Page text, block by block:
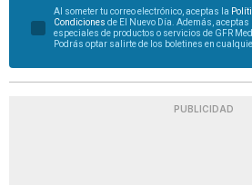
Al someter tu correo electrónico, aceptas la
Condiciones de El Nuevo Día. Además,
especiales de productos o servicios de GFR
Podrás optar salirte de los boletines en
PUBLICIDAD